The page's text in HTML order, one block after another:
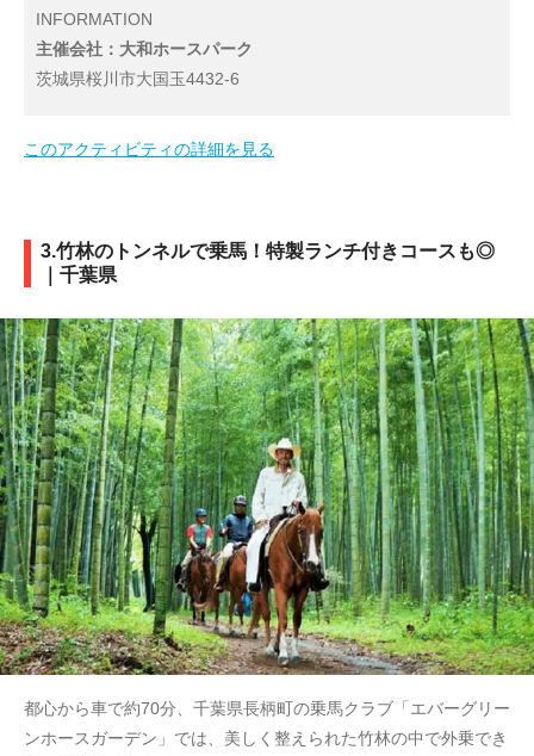
INFORMATION
主催会社：大和ホースパーク
茨城県桜川市大国玉4432-6
このアクティビティの詳細を見る
3.竹林のトンネルで乗馬！特製ランチ付きコースも◎
｜千葉県
都心から車で約70分、千葉県長柄町の乗馬クラブ「エバーグリー
ンホースガーデン」では、美しく整えられた竹林の中で外乗でき